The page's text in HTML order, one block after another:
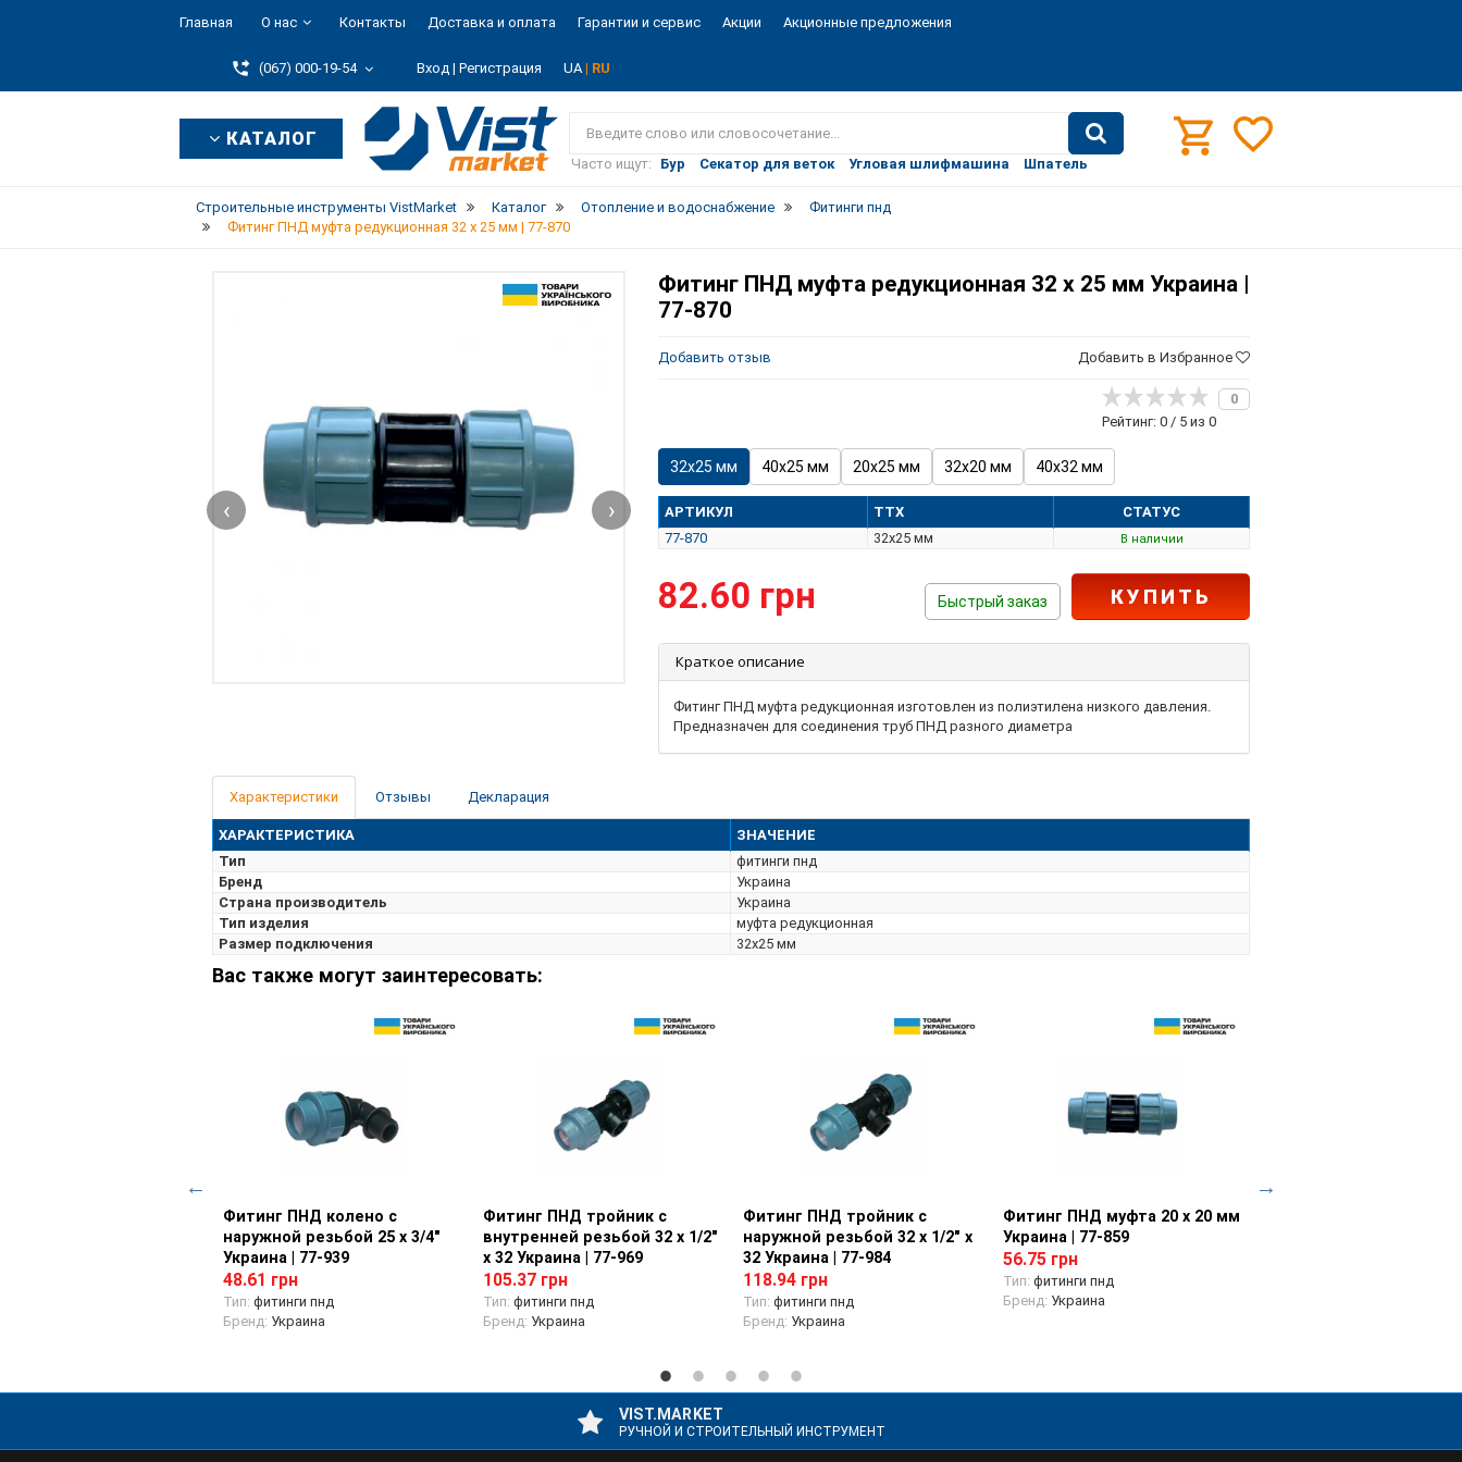
Главная О нас Контакты Доставка и оплата Гарантии и сервис Акции Акционные предложения
(067) 000-19-54 Вход | Регистрация UA| RU
КАТАЛОГ
market
Часто ищут: Бур Секатор для веток Угловая шлифмашина Шпатель
Строительные инструменты VistMarket Каталог Отопление и водоснабжение
Фитинги пнд
Фитинг ПНД муфта редукционная 32 х 25 мм | 77-870
‹ ›
Фитинг ПНД муфта редукционная 32 х 25 мм Украина |
77-870
Добавить отзыв Добавить в Избранное
0
Рейтинг: 0 / 5 из 0
32х25 мм 40х25 мм 20х25 мм 32х20 мм 40х32 мм
АРТИКУЛ ТТХ
СТАТУС
77-870
32х25 мм В наличии
82.60 грн Быстрый заказ КУПИТЬ
Краткое описание
Фитинг ПНД муфта редукционная изготовлен из полиэтилена низкого давления.
Предназначен для соединения труб ПНД разного диаметра
Характеристики Отзывы Декларация
ХАРАКТЕРИСТИКА
ЗНАЧЕНИЕ
Тип
фитинги пнд
Бренд
Украина
Страна производитель
Украина
Тип изделия
муфта редукционная
Размер подключения
32х25 мм
Вас также могут заинтересовать:
Просмотр товара
Фитинг ПНД колено с
наружной резьбой 25 х 3/4"
Украина | 77-939
48.61 грн
Тип: фитинги пнд
Бренд: Украина
Просмотр товара
Фитинг ПНД тройник с
внутренней резьбой 32 х 1/2"
х 32 Украина | 77-969
105.37 грн
Тип: фитинги пнд
Бренд: Украина
Просмотр товара
Фитинг ПНД тройник с
наружной резьбой 32 х 1/2" х
32 Украина | 77-984
118.94 грн
Тип: фитинги пнд
Бренд: Украина
Просмотр товара
Фитинг ПНД муфта 20 х 20 мм
Украина | 77-859
56.75 грн
Тип: фитинги пнд
Бренд: Украина
VIST.MARKET
РУЧНОЙ И СТРОИТЕЛЬНЫЙ ИНСТРУМЕНТ